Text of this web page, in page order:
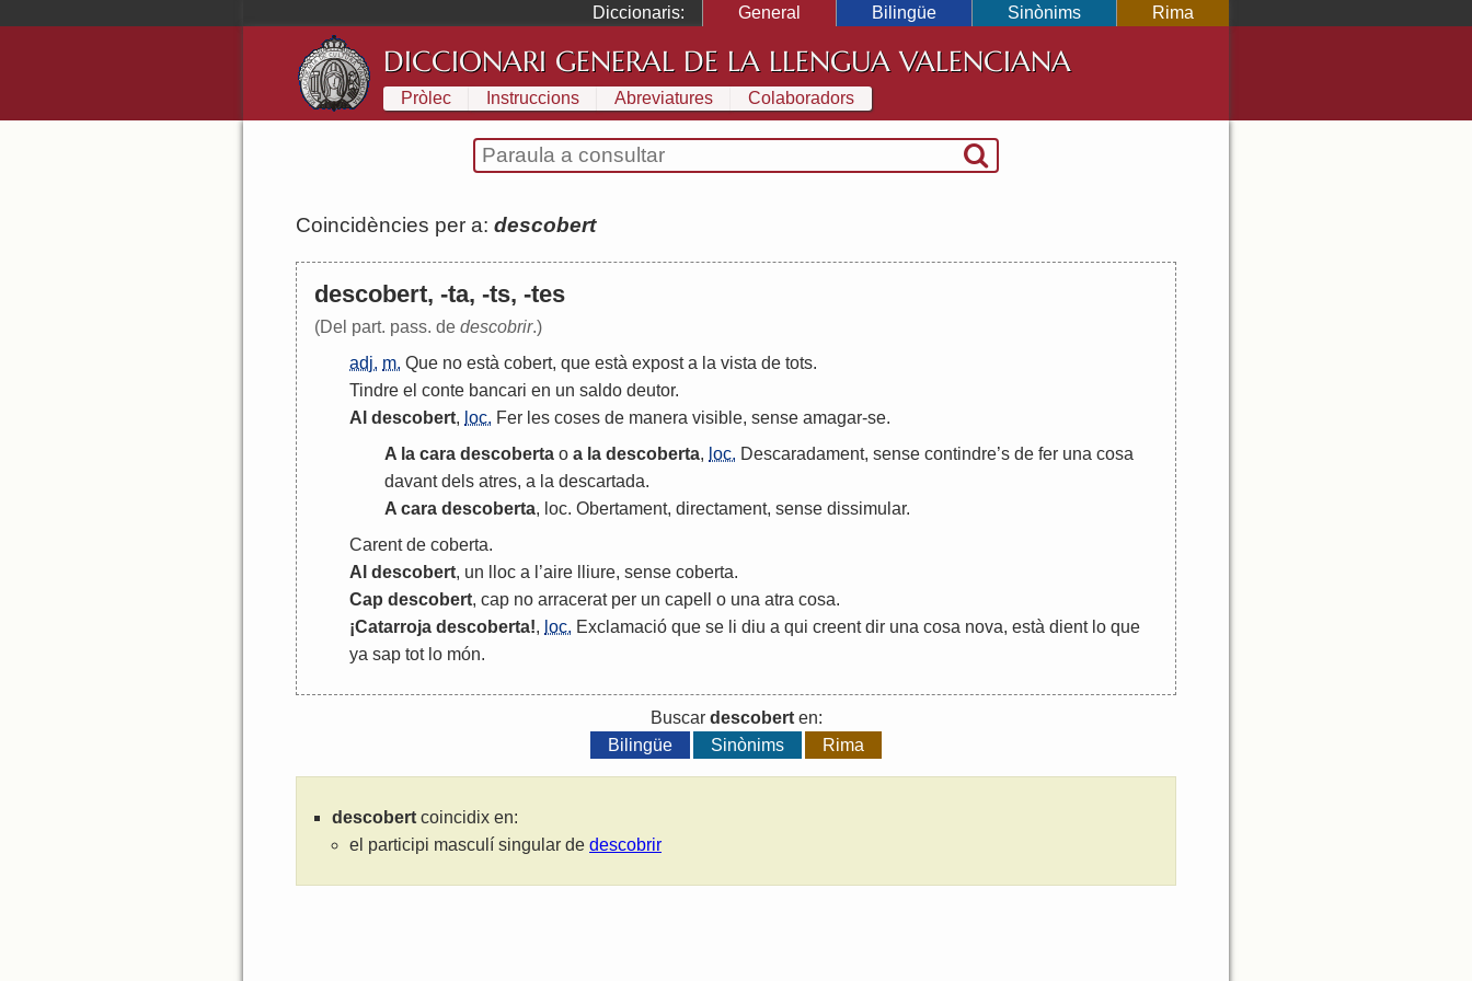
Diccionaris: General Bilingüe Sinònims Rima
DICCIONARI GENERAL DE LA LLENGUA VALENCIANA
Pròlec Instruccions Abreviatures Colaboradors
Coincidències per a: descobert
descobert, -ta, -ts, -tes
(Del part. pass. de descobrir.)
adj. m. Que no està cobert, que està expost a la vista de tots.
Tindre el conte bancari en un saldo deutor.
Al descobert, loc. Fer les coses de manera visible, sense amagar-se.
A la cara descoberta o a la descoberta, loc. Descaradament, sense contindre’s de fer una cosa
davant dels atres, a la descartada.
A cara descoberta, loc. Obertament, directament, sense dissimular.
Carent de coberta.
Al descobert, un lloc a ’aire lliure, sense coberta.
Cap descobert, cap no arracerat per un capell o una atra cosa.
¡Catarroja descoberta!, loc. Exclamació que se li diu a qui creent dir una cosa nova, està dient lo que
ya sap tot lo món.
Buscar descoberten:
Bilingüe
Sinònims Rima
descobert coincidix en:
el participi masculí singular de descobrir